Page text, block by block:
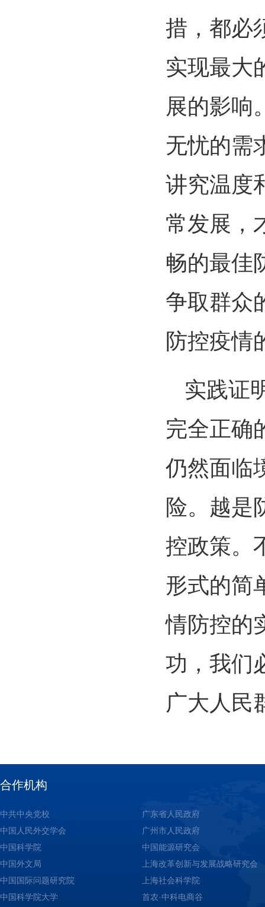
措，都必
实现最大
展的影响
无忧的需
讲究温度
常发展，
畅的最佳
争取群众
防控疫情
实践证
完全正确
仍然面临
险。越是
控政策。
形式的简
情防控的
功，我们
广大人民
合作机构
中共中央党校
广东省人民政府
中国人民外交学会
广州市人民政府
中国科学院
中国能源研究会
中国外文局
上海改革创新与发展战略研究会
中国国际问题研究院
上海社会科学院
中国科学院大学
首农·中科电商谷